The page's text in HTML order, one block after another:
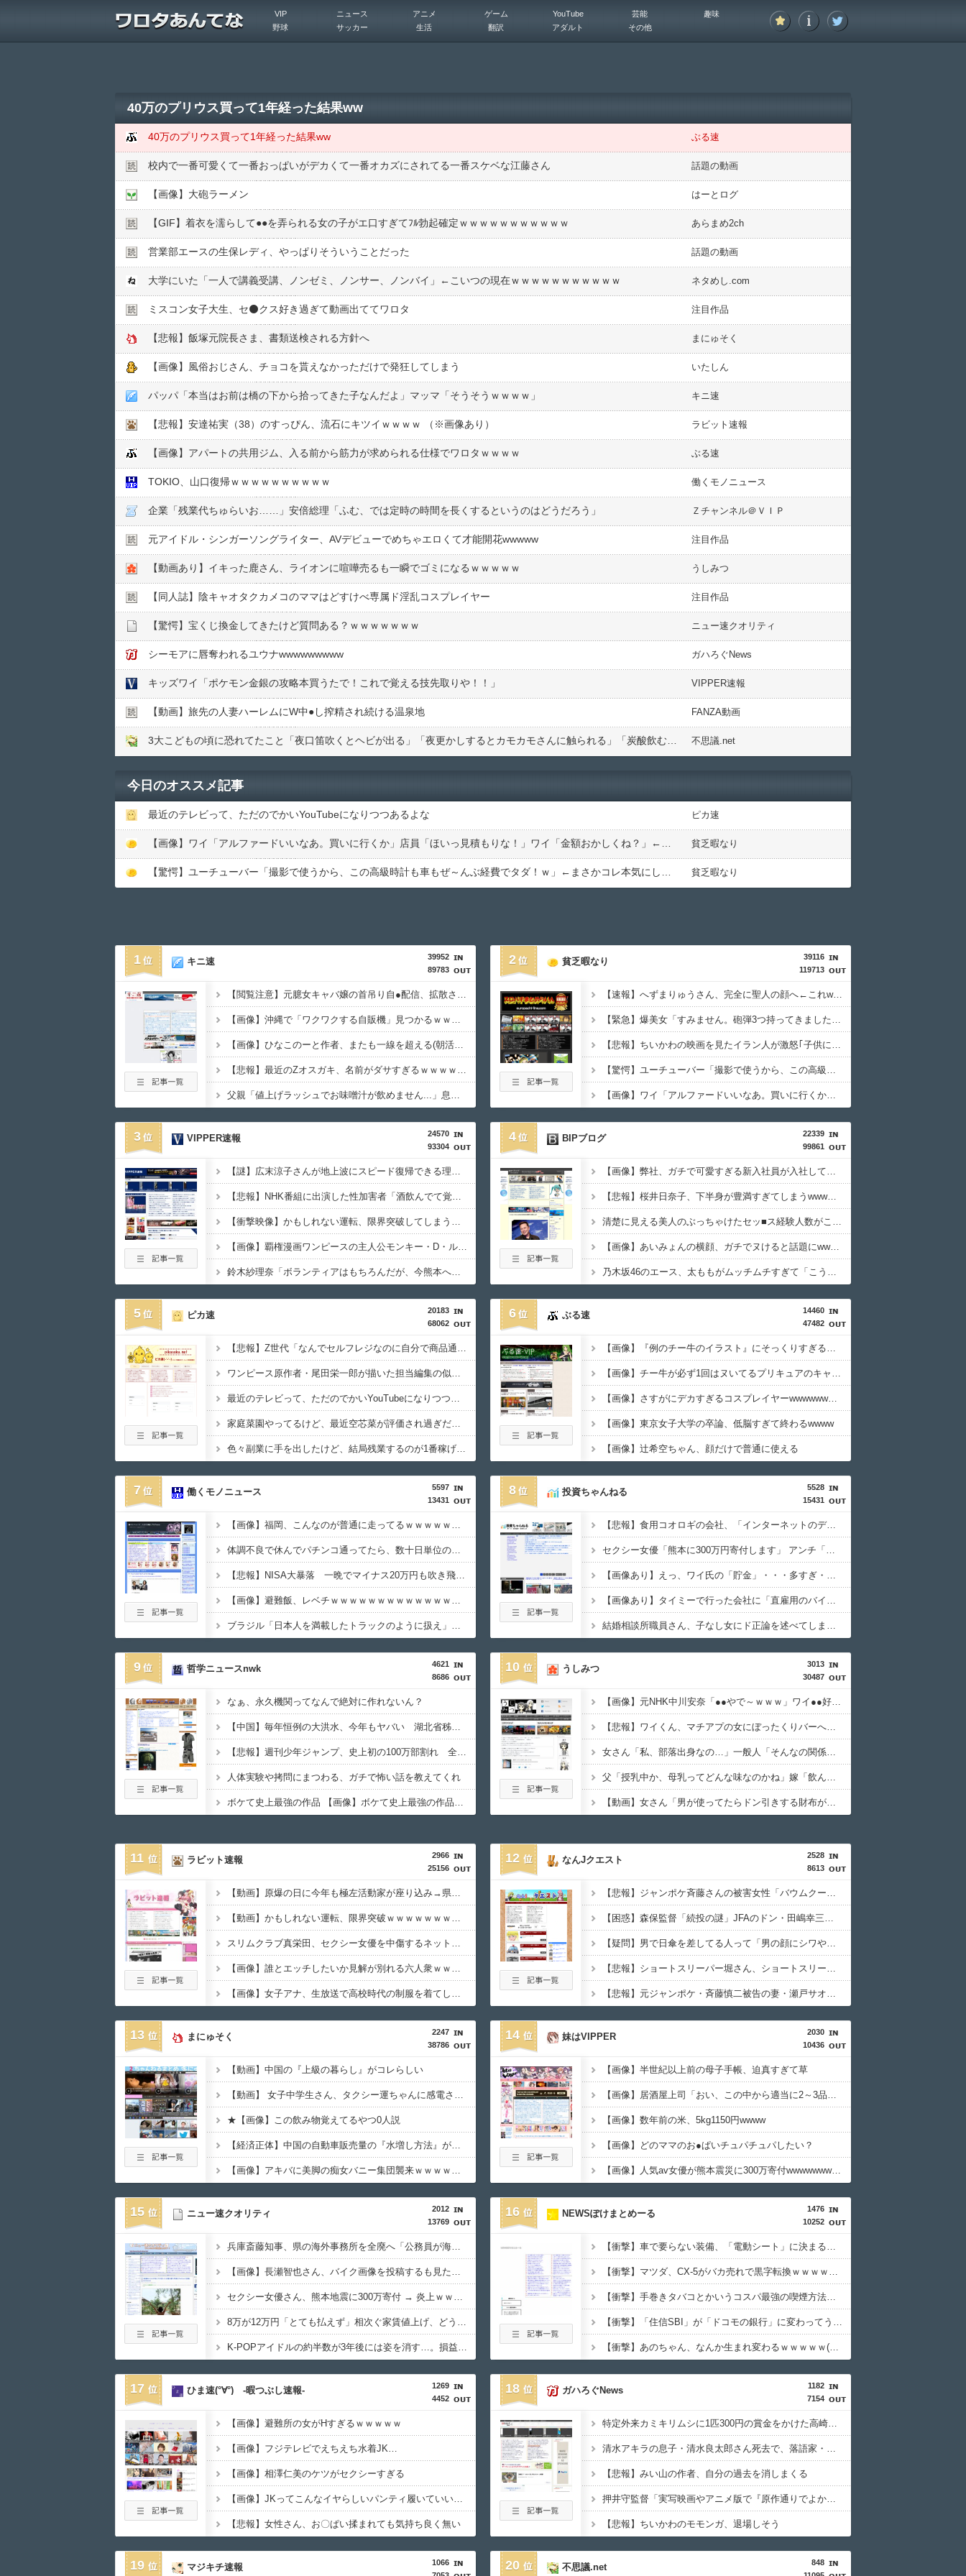
VIP ニュース アニメ ゲーム YouTube 芸能
趣味
野球
サッカー 生活 翻訳 アダルト その他
40万のプリウス買って1年経った結果ww
40万のプリウス買って1年経った結果ww ぶる速
校内で一番可愛くて一番おっぱいがデカくて一番オカズにされてる一番スケベな江藤さん 話題の動画
【画像】大砲ラーメン はーとログ
【GIF】着衣を濡らして●●を弄られる女の子がエ口すぎてﾌﾙ勃起確定ｗｗｗｗｗｗｗｗｗｗｗ あらまめ2ch
営業部エースの生保レディ、やっぱりそういうことだった 話題の動画
大学にいた「一人で講義受講、ノンゼミ、ノンサー、ノンバイ」←こいつの現在ｗｗｗｗｗｗｗｗｗｗｗ ネタめし.com
ミスコン女子大生、セ⚫️クス好き過ぎて動画出ててワロタ 注目作品
【悲報】飯塚元院長さま、書類送検される方針へ まにゅそく
【画像】風俗おじさん、チョコを貰えなかっただけで発狂してしまう いたしん
パッパ「本当はお前は橋の下から拾ってきた子なんだよ」マッマ「そうそうｗｗｗｗ」 キニ速
【悲報】安達祐実（38）のすっぴん、流石にキツイｗｗｗｗ （※画像あり） ラビット速報
【画像】アパートの共用ジム、入る前から筋力が求められる仕様でワロタｗｗｗｗ ぶる速
TOKIO、山口復帰ｗｗｗｗｗｗｗｗｗｗ 働くモノニュース
企業「残業代ちゅらいお……」安倍総理「ふむ、では定時の時間を長くするというのはどうだろう」 Ｚチャンネル＠ＶＩＰ
元アイドル・シンガーソングライター、AVデビューでめちゃエロくて才能開花wwwww 注目作品
【動画あり】イキった鹿さん、ライオンに喧嘩売るも一瞬でゴミになるｗｗｗｗｗ うしみつ
【同人誌】陰キャオタクカメコのママはどすけべ専属ド淫乱コスプレイヤー 注目作品
【驚愕】宝くじ換金してきたけど質問ある？ｗｗｗｗｗｗｗ ニュー速クオリティ
シーモアに唇奪われるユウナwwwwwwwww ガハろぐNews
キッズワイ「ポケモン金銀の攻略本買うたで！これで覚える技先取りや！！」 VIPPER速報
【動画】旅先の人妻ハーレムにW中●︎し搾精され続ける温泉地 FANZA動画
不思議.net
今日のオススメ記事
最近のテレビって、ただのでかいYouTubeになりつつあるよな ピカ速
貧乏暇なり
貧乏暇なり
1
39952
89783
キニ速
【閲覧注意】元臆女キャバ嬢の首吊り自●配信、拡散されまくって終わるｗｗｗｗｗｗｗ
【画像】沖縄で「ワクワクする自販機」見つかるｗｗｗｗｗｗ
【画像】ひなこのーと作者、またも一線を超える(朝活～くぱぁ)ｗｗｗｗｗｗｗ
【悲報】最近のZオスガキ、名前がダサすぎるｗｗｗｗｗｗ
父親「値上げラッシュでお味噌汁が飲めません...」息子「本当は味噌汁飲みたい」
2
39116
119713
貧乏暇なり
【速報】へずまりゅうさん、完全に聖人の顔へ←これw w w w w w w w
【緊急】爆美女「すみません。砲弾3つ持ってきました」警察「！？」自衛隊「！？」→結果w w w w w w w w
【悲報】ちいかわの映画を見たイラン人が激怒｢子供に見せる内容じゃない｡悪影響は計り知れない｣←これw w w w w w w w w
【驚愕】ユーチューバー「撮影で使うから、この高級時計も車もぜ～んぶ経費でタダ！ｗ」←まさかコレ本気にしてる奴なんておらんよな？よな？w w w w w w w w w w w
【画像】ワイ「アルファードいいなあ。買いに行くか」店員「ほいっ見積もりな！」ワイ「金額おかしくね？」←お前らもそう思うよな？？？？？
3
24570
93304
VIPPER速報
【謎】広末涼子さんが地上波にスピード復帰できる理由、誰にも分からない・・・
【悲報】NHK番組に出演した性加害者「酒飲んでて覚えてない」
【衝撃映像】かもしれない運転、限界突破してしまう・・・
【画像】覇権漫画ワンピースの主人公モンキー・D・ルフィさん、変わり果てた姿で発見される・・・
鈴木紗理奈「ボランティアはもちろんだが、今熊本へ旅行に行くことも支援になる」
4
22339
99861
BIPブログ
【画像】弊社、ガチで可愛すぎる新入社員が入社してしまうwwww
【悲報】桜井日奈子、下半身が豊満すぎてしまうwwwwww
清楚に見える美人のぶっちゃけたセッ■ス経験人数がこちらwwwwwwww
【画像】あいみょんの横顔、ガチでヌけると話題にwwww
乃木坂46のエース、太ももがムッチムチすぎて「こう」なるwww
5
20183
68062
ピカ速
【悲報】Z世代「なんでセルフレジなのに自分で商品通さないといけないんだ」
ワンピース原作者・尾田栄一郎が描いた担当編集の似顔絵「ムダに東大卒」
最近のテレビって、ただのでかいYouTubeになりつつあるよな
家庭菜園やってるけど、最近空芯菜が評価され過ぎだと思う！！！！！
色々副業に手を出したけど、結局残業するのが1番稼げるな
6
14460
47482
ぶる速
【画像】『例のチー牛のイラスト』にそっくりすぎる男の子wwwwwww
【画像】チー牛が必ず1回はヌいてるプリキュアのキャラがこちらwww
【画像】さすがにデカすぎるコスプレイヤーwwwwwwwww
【画像】東京女子大学の卒論、低脳すぎて終わるwwww
【画像】辻希空ちゃん、顔だけで普通に使える
7
5597
13431
働くモノニュース
【画像】福岡、こんなのが普通に走ってるｗｗｗｗｗｗｗｗｗｗｗｗｗｗｗｗ
体調不良で休んでパチンコ通ってたら、数十日単位の証拠写真撮られて会社クビになった
【悲報】NISA大暴落 一晩でマイナス20万円も吹き飛んだもよう
【画像】避難飯、レベチｗｗｗｗｗｗｗｗｗｗｗｗｗｗｗ
ブラジル「日本人を満載したトラックのように扱え」→ 差別として問題に→ 「一般的表現！」と弁明
8
5528
15431
投資ちゃんねる
【悲報】食用コオロギの会社、「インターネットのデマ」のせいで倒産ｗｗｗｗｗ
セクシー女優「熊本に300万円寄付します」 アンチ「汚い金ありがとう♥」
【画像あり】えっ、ワイ氏の「貯金」・・・多すぎ・・・？
【画像あり】タイミーで行った会社に「直雇用のバイト」で行った結果ｗｗｗｗｗ
結婚相談所職員さん、子なし女にド正論を述べてしまう…
9
4621
8686
哲学ニュースnwk
なぁ、永久機関ってなんで絶対に作れないん？
【中国】毎年恒例の大洪水、今年もヤバい 湖北省秭帰県で山洪水が市街地を直撃、工場浸水・車両が次々流される
【悲報】週刊少年ジャンプ、史上初の100万部割れ 全盛期653万部から98万部に…紙の雑誌「100万部超え」が消滅
人体実験や拷問にまつわる、ガチで怖い話を教えてくれ
ボケて史上最強の作品 【画像】ボケて史上最強の作品、ついに決まるｗｗｗｗｗｗｗｗ
10
3013
30487
うしみつ
【画像】元NHK中川安奈「●●やで～ｗｗｗ」ワイ●●好き「…う～ん」
【悲報】ワイくん、マチアプの女にぼったくりバーへと連れていかれる⇒ｗｗｗ
女さん「私、部落出身なの…」一般人「そんなの関係ないよ！」女「そういう態度が一番許せないの！！！！」⇒！
父「授乳中か、母乳ってどんな味なのかね」嫁「飲んでみます？」ワイ「」⇒ｗｗ
【動画】女さん「男が使ってたらドン引きする財布がこれ！」⇒ｗｗｗｗｗ
11
2966
25156
ラビット速報
【動画】原爆の日に今年も極左活動家が座り込み→県警に強制排除される動画が話題に
【動画】かもしれない運転、限界突破ｗｗｗｗｗｗｗｗｗ
スリムクラブ真栄田、セクシー女優を中傷するネット民を痛烈批判！「車の中臭そう」
【画像】誰とエッチしたいか見解が別れる六人衆ｗｗｗｗｗｗｗｗｗ
【画像】女子アナ、生放送で高校時代の制服を着てしまうｗｗｗｗｗｗｗｗｗｗｗｗｗｗｗ
12
2528
8613
なんJクエスト
【悲報】ジャンポケ斉藤さんの被害女性「バウムクーヘン売ったりTikTokライブしててムカついたから示談しなかった」・・・・・・・・・
【困惑】森保監督「続投の謎」JFAのドン・田嶋幸三さんを直撃・・・・・・・・・
【疑問】男で日傘を差してる人って「男の顔にシワやシミができるのは醜い」って感覚を持っているの？・・・・・・・・・
【悲報】ショートスリーパー堀さん、ショートスリーパーでない事がバレてしまうｗｗｗｗｗｗｗｗｗｗ
【悲報】元ジャンポケ・斉藤慎二被告の妻・瀬戸サオリさん「久々に」家族へのお弁当作り再開・・・・・・・・・
13
2247
38786
まにゅそく
【動画】中国の『上級の暮らし』がコレらしい
【動画】 女子中学生さん、タクシー運ちゃんに感電させられ死亡……
★【画像】この飲み物覚えてるやつ0人説
【経済正体】中国の自動車販売量の『水増し方法』がこちらｗｗｗｗｗｗｗｗ
【画像】アキバに美脚の痴女バニー集団襲来ｗｗｗｗｗｗｗｗｗｗ
14
2030
10436
妹はVIPPER
【画像】半世紀以上前の母子手帳、迫真すぎて草
【画像】居酒屋上司「おい、この中から適当に2～3品頼んでおいてくれや」
【画像】数年前の米、5kg1150円wwww
【画像】どのママのお●ぱいチュパチュパしたい？
【画像】人気av女優が熊本震災に300万寄付wwwwwwwwwwww
15
2012
13769
ニュー速クオリティ
兵庫斎藤知事、県の海外事務所を全廃へ「公務員が海外で遊ぶためにあるだけ」
【画像】長瀬智也さん、バイク画像を投稿するも見た目が汚らしいとネットの女性たちから批判・・・
セクシー女優さん、熊本地震に300万寄付 → 炎上ｗｗｗｗｗ
8万が12万円「とても払えず」相次ぐ家賃値上げ、どうすれば・・・？
K-POPアイドルの約半数が3年後には姿を消す…。損益分岐点突破は4％未満・・・
16
1476
10252
NEWSぽけまとめーる
【衝撃】車で要らない装備、「電動シート」に決まるｗｗｗｗｗ
【衝撃】マツダ、CX-5がバカ売れで黒字転換ｗｗｗｗｗ(※画像あり)
【衝撃】手巻きタバコとかいうコスパ最強の喫煙方法←これｗｗｗｗｗ
【衝撃】「住信SBI」が「ドコモの銀行」に変わってうんざりしてるやつｗｗｗｗｗ
【衝撃】あのちゃん、なんか生まれ変わるｗｗｗｗｗ(※画像あり)
17
1269
4452
ひま速(°∀°) -暇つぶし速報-
【画像】避難所の女がHすぎるｗｗｗｗｗ
【画像】フジテレビでえちえち水着JK…
【画像】相澤仁美のケツがセクシーすぎる
【画像】JKってこんなイヤらしいパンティ履いていいの？ｗｗｗｗｗ
【悲報】女性さん、お〇ぱい揉まれても気持ち良く無い
18
1182
7154
ガハろぐNews
特定外来カミキリムシに1匹300円の賞金をかけた高崎市、初日に1170匹持ち込まれる
清水アキラの息子・清水良太郎さん死去で、落語家・柳家小はだが「いじめ」「暴行」被害告発
【悲報】みい山の作者、自分の過去を消しまくる
押井守監督「実写映画やアニメ版で『原作通りでよかった』なんて感想は原作の成功体験を追体験したいだけ」
【悲報】ちいかわのモモンガ、退場しそう
19
1066
マジキチ速報 20
848
不思議.net